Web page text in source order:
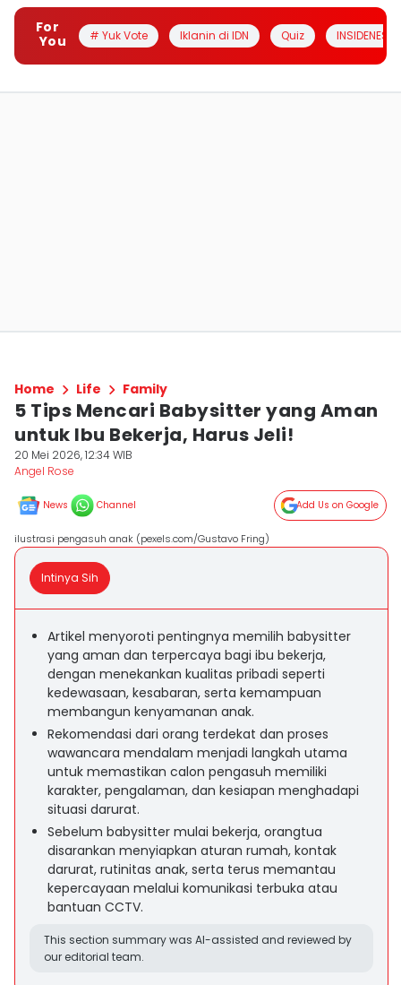
For
You
# Yuk Vote Iklanin di IDN Quiz INSIDENESIA
Home Life Family
5 Tips Mencari Babysitter yang Aman
untuk Ibu Bekerja, Harus Jeli!
20 Mei 2026, 12:34 WIB
Angel Rose
News Channel Add Us on Google
ilustrasi pengasuh anak (pexels.com/Gustavo Fring)
Intinya Sih
Artikel menyoroti pentingnya memilih babysitter
yang aman dan terpercaya bagi ibu bekerja,
dengan menekankan kualitas pribadi seperti
kedewasaan, kesabaran, serta kemampuan
membangun kenyamanan anak.
Rekomendasi dari orang terdekat dan proses
wawancara mendalam menjadi langkah utama
untuk memastikan calon pengasuh memiliki
karakter, pengalaman, dan kesiapan menghadapi
situasi darurat.
Sebelum babysitter mulai bekerja, orangtua
disarankan menyiapkan aturan rumah, kontak
darurat, rutinitas anak, serta terus memantau
kepercayaan melalui komunikasi terbuka atau
bantuan CCTV.
This section summary was AI-assisted and reviewed by
our editorial team.